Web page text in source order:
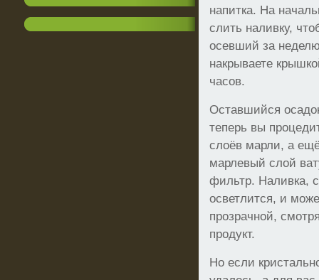
напитка. На
слить наливку,
осевший за
накрываете
часов.
Оставшийся
теперь вы
слоёв марли, а
марлевый слой
фильтр. Наливка,
осветлится, и
прозрачной,
продукт.
Но если